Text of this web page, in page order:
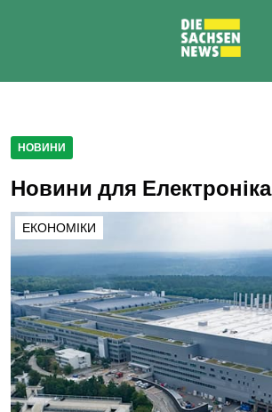
НОВИНИ
Новини для Електроніка
ЕКОНОМІКИ